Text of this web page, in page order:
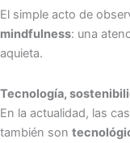
El simple acto de
mindfulness: una
aquieta.
Tecnología,
En la actualidad, las
también son